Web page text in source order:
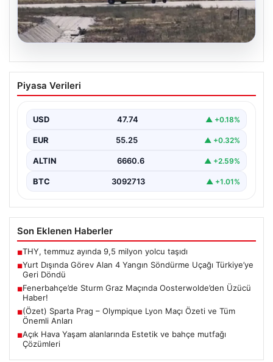
05.08.2026
Fenerbahçe’de Sturm Graz Maçında
Oosterwolde’den Üzücü Haber!
gerçekleşen heyecan dolu mücadelede Fenerbahçe'nin
Sturm Graz…
Piyasa Verileri
USD 47.74 ▲ +0.18%
EUR 55.25 ▲ +0.32%
ALTIN 6660.6 ▲ +2.59%
BTC 3092713 ▲ +1.01%
Son Eklenen Haberler
■THY, temmuz ayında 9,5 milyon yolcu taşıdı
■Yurt Dışında Görev Alan 4 Yangın Söndürme Uçağı Türkiye’ye
Geri Döndü
■Fenerbahçe’de Sturm Graz Maçında Oosterwolde’den Üzücü
Haber!
■(Özet) Sparta Prag – Olympique Lyon Maçı Özeti ve Tüm
Önemli Anları
■Açık Hava Yaşam alanlarında Estetik ve bahçe mutfağı
Çözümleri